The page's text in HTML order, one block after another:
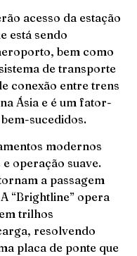
acesso da estação
está sendo
bem como
de transporte
conexão entre trens
Ásia e é um fator-
sucedidos.
modernos
operação suave.
a passagem
“Brightline” opera
trilhos
resolvendo
placa de ponte que